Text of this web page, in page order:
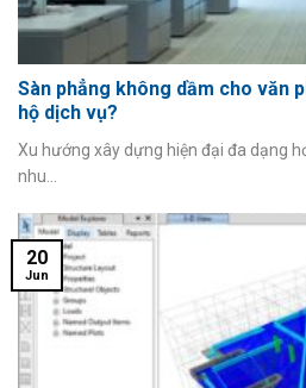
Sàn phẳng không dầm cho văn
hộ dịch vụ?
Xu hướng xây dựng hiện đại đa dạng
nhu...
20
Jun